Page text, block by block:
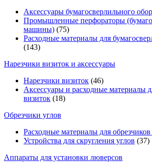
Аксессуары бумагосверлильного
Промышленные перфораторы
машины) (75)
Расходные материалы для
(143)
Нарезчики визиток и аксессуары
Нарезчики визиток (46)
Аксессуары и расходные материалы
визиток (18)
Обрезчики углов
Расходные материалы для обрезчиков
Устройства для скругления углов (37)
Аппараты для установки люверсов